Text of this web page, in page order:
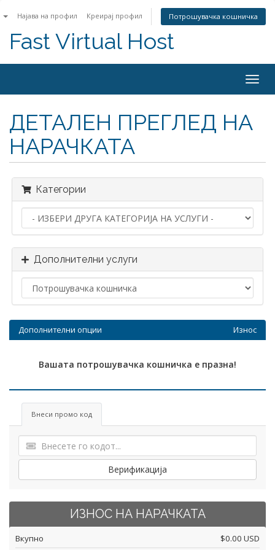
Најава на профил Креирај профил Потрошувачка кошничка
Fast Virtual Host
ДЕТАЛЕН ПРЕГЛЕД НА
НАРАЧКАТА
Категории
Дополнителни услуги
Дополнителни опции Износ
Вашата потрошувачка кошничка е празна!
Внеси промо код
Верификација
ИЗНОС НА НАРАЧКАТА
Вкупно $0.00 USD